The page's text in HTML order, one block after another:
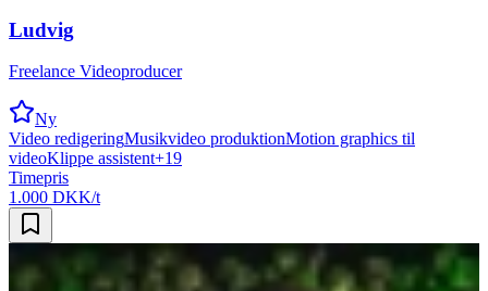
Ludvig
Freelance Videoproducer
Ny
Video redigeringMusikvideo produktionMotion graphics til
videoKlippe assistent+19
Timepris
1.000 DKK/t